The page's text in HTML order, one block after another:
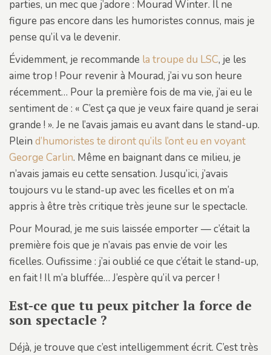
parties, un mec que j’adore : Mourad Winter. Il ne
figure pas encore dans les humoristes connus, mais je
pense qu’il va le devenir.
Évidemment, je recommande la troupe du LSC, je les
aime trop ! Pour revenir à Mourad, j’ai vu son heure
récemment… Pour la première fois de ma vie, j’ai eu le
sentiment de : « C’est ça que je veux faire quand je serai
grande ! ». Je ne l’avais jamais eu avant dans le stand-up.
Plein d’humoristes te diront qu’ils l’ont eu en voyant
George Carlin. Même en baignant dans ce milieu, je
n’avais jamais eu cette sensation. Jusqu’ici, j’avais
toujours vu le stand-up avec les ficelles et on m’a
appris à être très critique très jeune sur le spectacle.
Pour Mourad, je me suis laissée emporter — c’était la
première fois que je n’avais pas envie de voir les
ficelles. Oufissime : j’ai oublié ce que c’était le stand-up,
en fait ! Il m’a bluffée… J’espère qu’il va percer !
Est-ce que tu peux pitcher la force de
son spectacle ?
Déjà, je trouve que c’est intelligemment écrit. C’est très